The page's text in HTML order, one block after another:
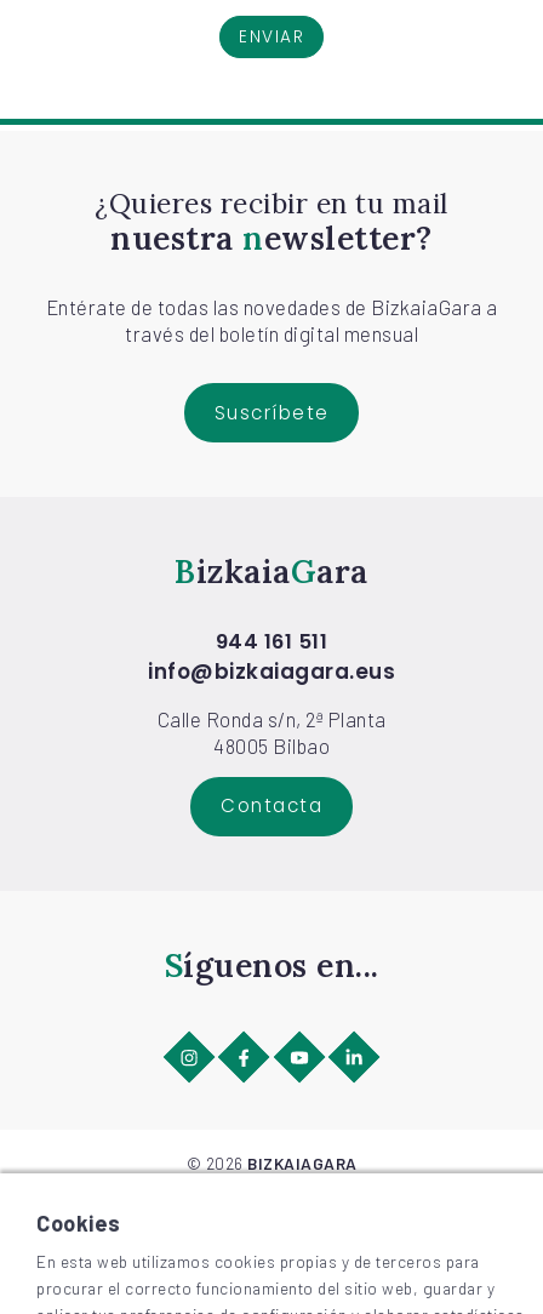
ENVIAR
¿Quieres recibir en tu mail
nuestra newsletter?
Entérate de todas las novedades de BizkaiaGara a
través del boletín digital mensual
Suscríbete
Bizkaia Gara
944 161 511
info@bizkaiagara.eus
Calle Ronda s/n, 2ª Planta
48005 Bilbao
Contacta
Síguenos en...
© 2026 BIZKAIAGARA
Cookies
En esta web utilizamos cookies propias y de terceros para
procurar el correcto funcionamiento del sitio web, guardar y